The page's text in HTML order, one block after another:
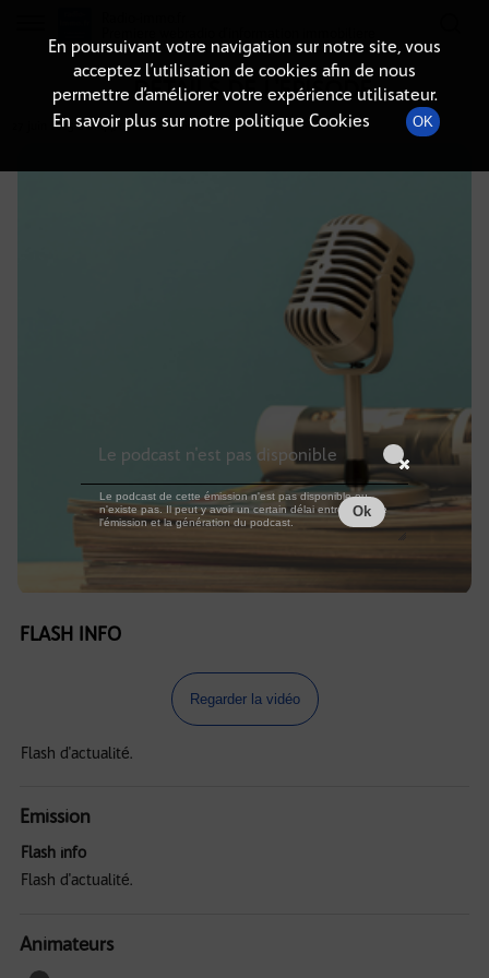
DÉTAILS DE L'ÉPISODE
27 juin 2025 à 6h44, durée : Invalid date
FLASH INFO
Regarder la vidéo
Flash d'actualité.
Emission
Flash info
Flash d'actualité.
Animateurs
En poursuivant votre navigation sur notre site, vous
acceptez l’utilisation de cookies afin de nous
permettre d’améliorer votre expérience utilisateur.
En savoir plus sur notre politique Cookies
OK
Le podcast n'est pas disponible
Le podcast de cette émission n'est pas disponible ou
n'existe pas. Il peut y avoir un certain délai entre la fin de
l'émission et la génération du podcast.
Ok